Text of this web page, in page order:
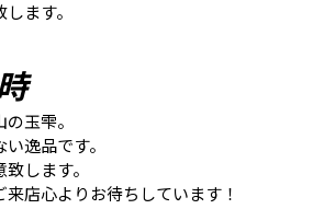
ます。
玉雫。
逸品です。
します。
店心よりお待ちしています！